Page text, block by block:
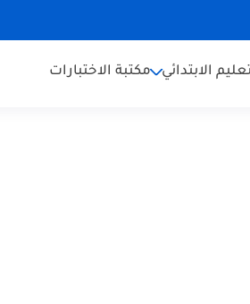
الابتدائي مكتبة الاختبارات